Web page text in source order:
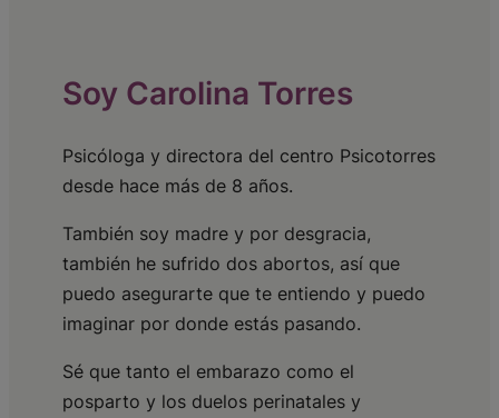
Soy Carolina Torres
Psicóloga y directora del centro Psicotorres
desde hace más de 8 años.
También soy madre y por desgracia,
también he sufrido dos abortos, así que
puedo asegurarte que te entiendo y puedo
imaginar por donde estás pasando.
Sé que tanto el embarazo como el
posparto y los duelos perinatales y